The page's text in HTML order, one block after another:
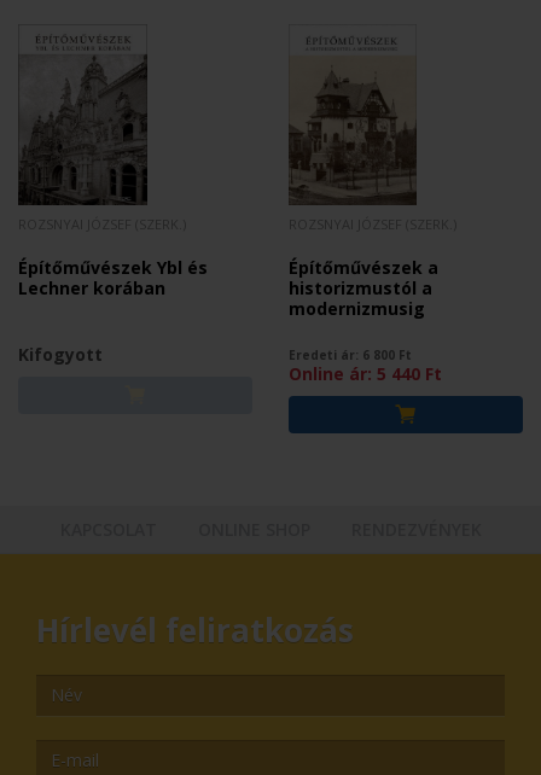
Építőművészek Ybl és
Lechner korában
Kifogyott
Építőművészek a
historizmustól a
modernizmusig
Eredeti ár: 6 800 Ft
Online ár: 5 440 Ft
Hírlevél feliratkozás